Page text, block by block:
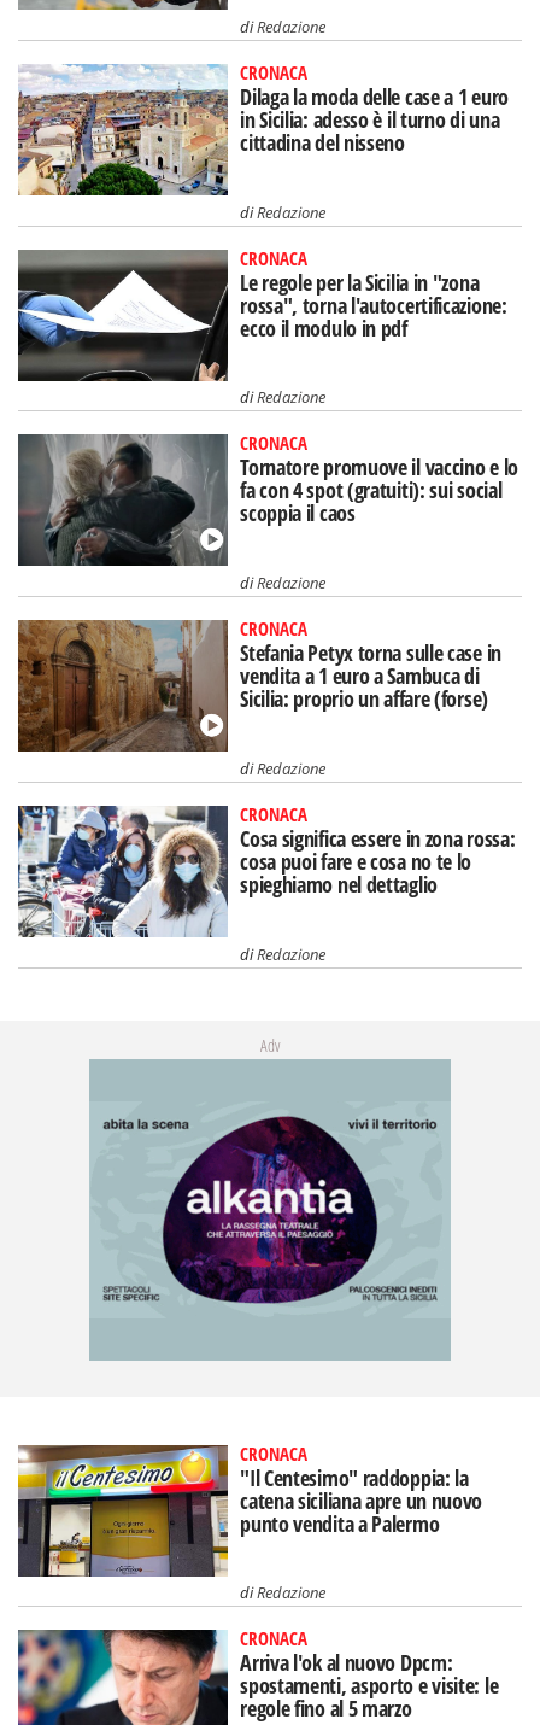
diRedazione
CRONACA
Dilaga la moda delle case a 1 euro
in Sicilia: adesso è il turno di una
cittadina del nisseno
diRedazione
CRONACA
Le regole per la Sicilia in "zona
rossa", torna l'autocertificazione:
ecco il modulo in pdf
diRedazione
CRONACA
Tornatore promuove il vaccino e lo
fa con 4 spot (gratuiti): sui social
scoppia il caos
diRedazione
CRONACA
Stefania Petyx torna sulle case in
vendita a 1 euro a Sambuca di
Sicilia: proprio un affare (forse)
diRedazione
CRONACA
Cosa significa essere in zona rossa:
cosa puoi fare e cosa no te lo
spieghiamo nel dettaglio
diRedazione
Adv
CRONACA
"Il Centesimo" raddoppia: la
catena siciliana apre un nuovo
punto vendita a Palermo
diRedazione
CRONACA
Arriva l'ok al nuovo Dpcm:
spostamenti, asporto e visite: le
regole fino al 5 marzo